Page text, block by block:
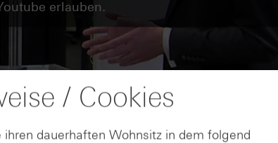
erlauben.
/ Cookies
dauerhaften Wohnsitz in dem folgend